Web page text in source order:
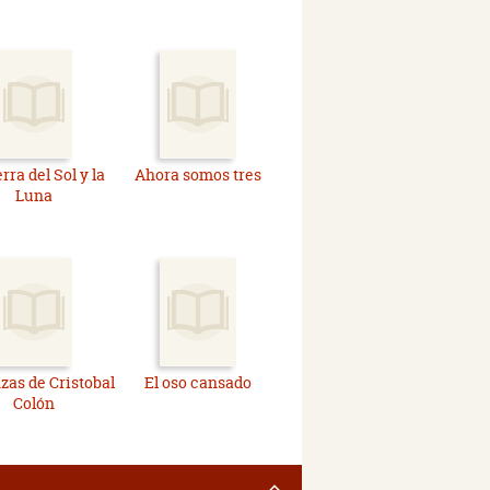
del Sol y la
Luna
Ahora somos tres
de Cristobal
Colón
El oso cansado